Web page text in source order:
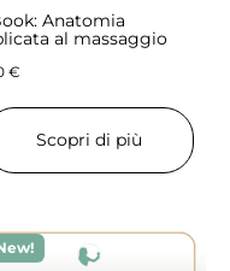
Anatomia
al massaggio
€
Scopri di più